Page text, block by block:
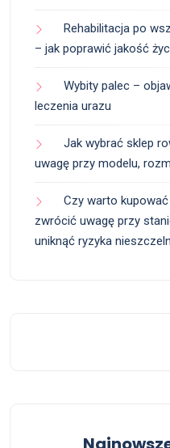
Rehabilitacja po
– jak poprawić jakość
Wybity palec –
leczenia urazu
Jak wybrać sklep
uwagę przy modelu,
Czy warto
zwrócić uwagę przy
uniknąć ryzyka